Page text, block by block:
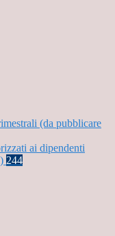
(da pubblicare
ai dipendenti
244